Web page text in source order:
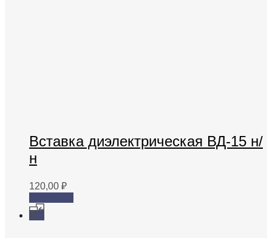
Вставка диэлектрическая ВД-15 н/
н
120,00 ₽